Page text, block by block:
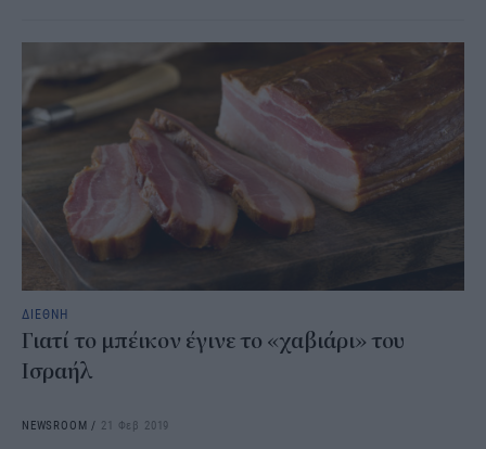
ΔΙΕΘΝΗ
Γιατί το μπέικον έγινε το «χαβιάρι» του
Ισραήλ
NEWSROOM / 21 Φεβ 2019